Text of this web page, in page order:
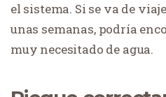
el sistema. Si se va de
unas semanas, podría
muy necesitado de agua.